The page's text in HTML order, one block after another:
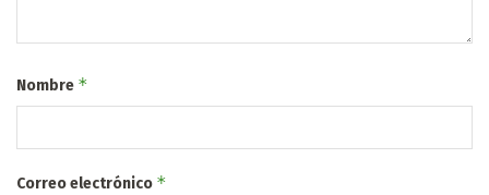
Nombre *
Correo electrónico *